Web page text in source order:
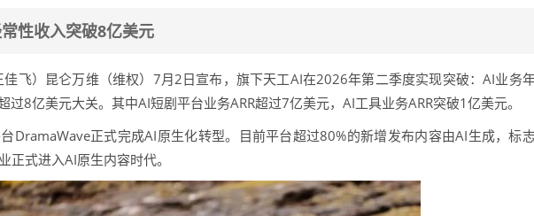
性收入突破8亿美元
飞）昆仑万维（维权）7月2日宣布，旗下天工AI在2026年第二季度实现突破：AI业务
过8亿美元大关。其中AI短剧平台业务ARR超过7亿美元，AI工具业务ARR突破1亿美元。
DramaWave正式完成AI原生化转型。目前平台超过80%的新增发布内容由AI生成，标
正式进入AI原生内容时代。